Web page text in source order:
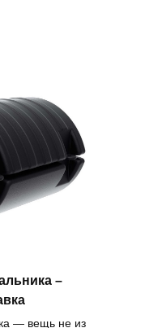
–
— вещь не из